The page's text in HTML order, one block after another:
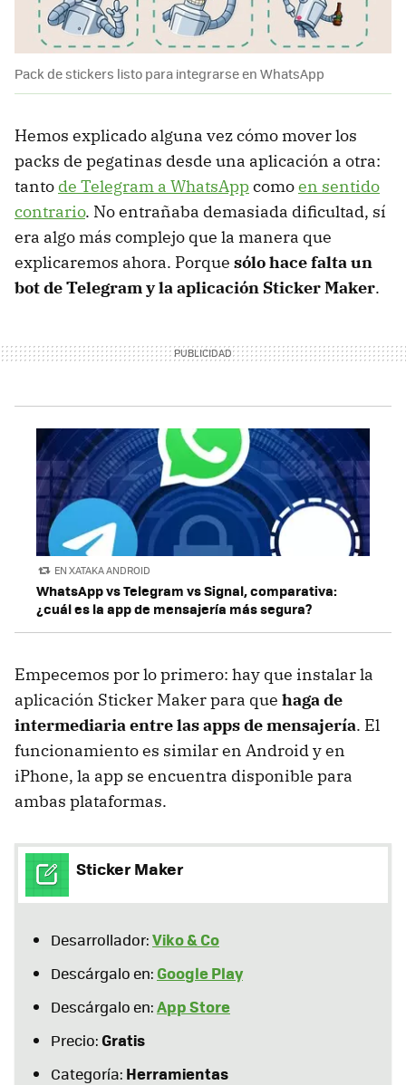
Pack de stickers listo para integrarse en WhatsApp
Hemos explicado alguna vez cómo mover los
packs de pegatinas desde una aplicación a otra:
tanto de Telegram a WhatsAppcomoen sentido
contrario. No entrañaba demasiada dificultad, sí
era algo más complejo que la manera que
explicaremos ahora. Porque sólo hace falta un
bot de Telegram y la aplicación Sticker Maker.
EN XATAKA ANDROID
WhatsApp vs Telegram vs Signal, comparativa:
¿cuál es la app de mensajería más segura?
Empecemos por lo primero: hay que instalar la
aplicación Sticker Maker para que haga de
intermediaria entre las apps de mensajería. El
funcionamiento es similar en Android y en
iPhone, la app se encuentra disponible para
ambas plataformas.
Sticker Maker
Desarrollador:Viko & Co
Descárgalo en: Google Play
Descárgalo en:App Store
Precio:Gratis
Categoría: Herramientas